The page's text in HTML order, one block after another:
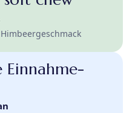
Einnahme-